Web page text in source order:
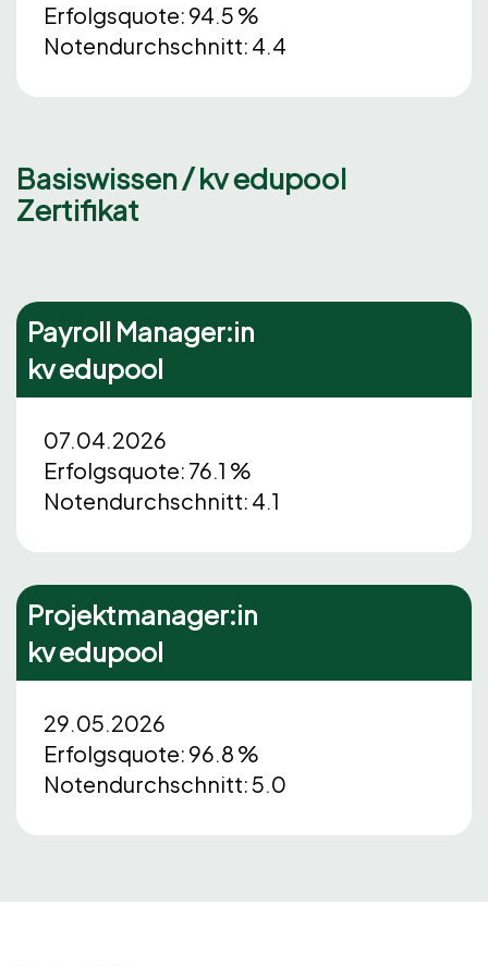
Erfolgsquote: 94.5 %
Notendurchschnitt: 4.4
Basiswissen / kv edupool
Zertifikat
Payroll Manager:in
kv edupool
07.04.2026
Erfolgsquote: 76.1 %
Notendurchschnitt: 4.1
Projektmanager:in
kv edupool
29.05.2026
Erfolgsquote: 96.8 %
Notendurchschnitt: 5.0